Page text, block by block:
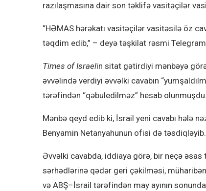
razılaşmasına dair son təklifə vasitəçilər
“HƏMAS hərəkatı vasitəçilər vasitəsilə öz
təqdim edib,” – deyə təşkilat rəsmi
Times of Israelin sitat gətirdiyi mənbəyə
əvvəlində verdiyi əvvəlki cavabın
tərəfindən “qəbuledilməz” hesab olunmuşdu.
Mənbə qeyd edib ki, İsrail yeni cavabı hələ
Benyamin Netanyahunun ofisi də təsdiqləyib.
Əvvəlki cavabda, iddiaya görə, bir neçə
sərhədlərinə qədər geri çəkilməsi,
və ABŞ–İsrail tərəfindən may ayının